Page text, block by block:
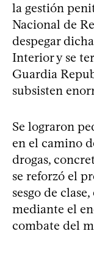
la gestión
Nacional de
despegar
Interior y se
Guardia
subsisten
Se lograron
en el camino
drogas,
se reforzó el
sesgo de
mediante el
combate del